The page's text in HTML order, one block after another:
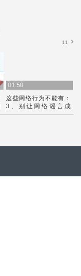
11
01:50
这些网络行为不能有：
3、别让网络谣言成
为“流量密码”